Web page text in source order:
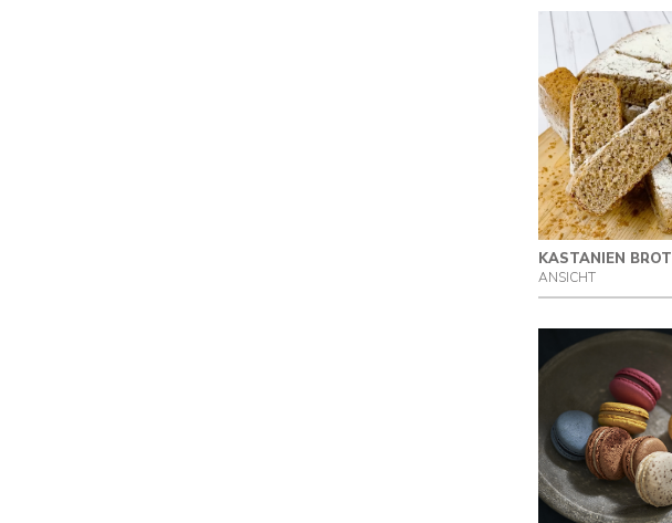
KASTANIEN BROT
ANSICHT